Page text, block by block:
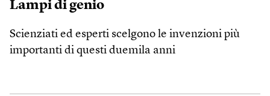
Lampi di genio
Scienziati ed esperti scelgono le invenzioni più
importanti di questi duemila anni